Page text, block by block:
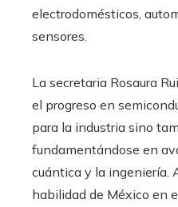
electrodomésticos,
sensores.
La secretaria Rosaura
el progreso en
para la industria sino
fundamentándose en
cuántica y la ingeniería.
habilidad de México en